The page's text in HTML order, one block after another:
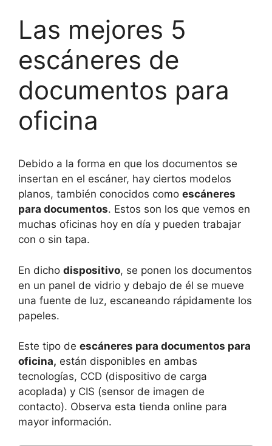
Las mejores 5
escáneres de
documentos para
oficina
Debido a la forma en que los documentos se
insertan en el escáner, hay ciertos modelos
planos, también conocidos como escáneres
para documentos. Estos son los que vemos en
muchas oficinas hoy en día y pueden trabajar
con o sin tapa.
En dicho dispositivo, se ponen los documentos
en un panel de vidrio y debajo de él se mueve
una fuente de luz, escaneando rápidamente los
papeles.
Este tipo de escáneres para documentos para
oficina, están disponibles en ambas
tecnologías, CCD (dispositivo de carga
acoplada) y CIS (sensor de imagen de
contacto). Observa esta tienda online para
mayor información.